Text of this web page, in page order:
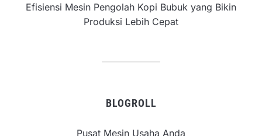
Efisiensi Mesin Pengolah Kopi Bubuk yang Bikin
Produksi Lebih Cepat
BLOGROLL
Pusat Mesin Usaha Anda